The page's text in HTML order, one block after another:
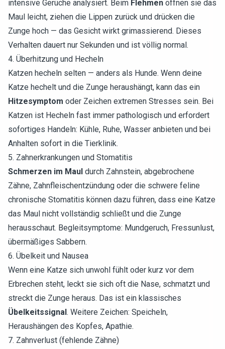
intensive Gerüche analysiert. Beim Flehmen öffnen sie das
Maul leicht, ziehen die Lippen zurück und drücken die
Zunge hoch — das Gesicht wirkt grimassierend. Dieses
Verhalten dauert nur Sekunden und ist völlig normal.
4. Überhitzung und Hecheln
Katzen hecheln selten — anders als Hunde. Wenn deine
Katze hechelt und die Zunge heraushängt, kann das ein
Hitzesymptom oder Zeichen extremen Stresses sein. Bei
Katzen ist Hecheln fast immer pathologisch und erfordert
sofortiges Handeln: Kühle, Ruhe, Wasser anbieten und bei
Anhalten sofort in die Tierklinik.
5. Zahnerkrankungen und Stomatitis
Schmerzen im Maul durch Zahnstein, abgebrochene
Zähne, Zahnfleischentzündung oder die schwere feline
chronische Stomatitis können dazu führen, dass eine Katze
das Maul nicht vollständig schließt und die Zunge
herausschaut. Begleitsymptome: Mundgeruch, Fressunlust,
übermäßiges Sabbern.
6. Übelkeit und Nausea
Wenn eine Katze sich unwohl fühlt oder kurz vor dem
Erbrechen steht, leckt sie sich oft die Nase, schmatzt und
streckt die Zunge heraus. Das ist ein klassisches
Übelkeitssignal. Weitere Zeichen: Speicheln,
Heraushängen des Kopfes, Apathie.
7. Zahnverlust (fehlende Zähne)